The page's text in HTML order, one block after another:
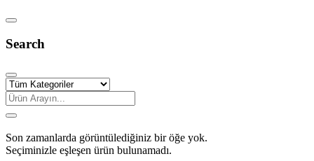
Search
Son zamanlarda görüntülediğiniz bir öğe yok.
Seçiminizle eşleşen ürün bulunamadı.